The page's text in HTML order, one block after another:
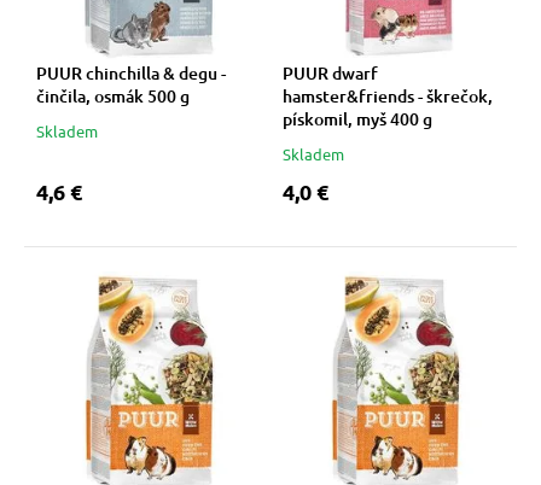
PUUR chinchilla & degu -
činčila, osmák 500 g
Skladem
4,6 €
PUUR dwarf
hamster&friends - škrečok,
pískomil, myš 400 g
Skladem
4,0 €